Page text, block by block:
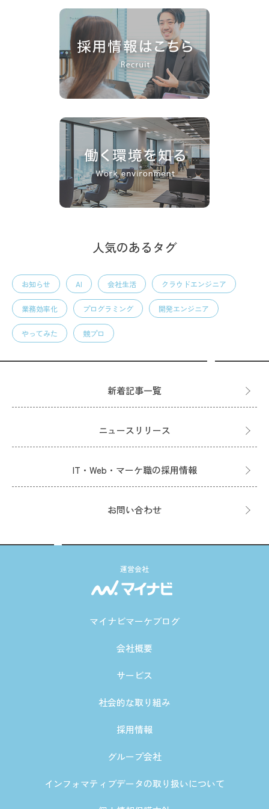
人気のあるタグ
お知らせ AI 会社生活 クラウドエンジニア
業務効率化 プログラミング 開発エンジニア
やってみた 競プロ
新着記事一覧
ニュースリリース
IT・Web・マーケ職の採用情報
お問い合わせ
運営会社
マイナビマーケブログ
会社概要
サービス
社会的な取り組み
採用情報
グループ会社
インフォマティブデータの取り扱いについて